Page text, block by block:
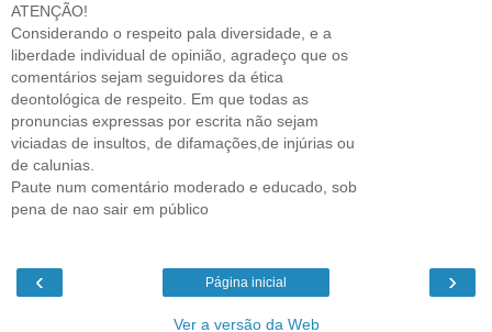
ATENÇÃO!
Considerando o respeito pala diversidade, e a
liberdade individual de opinião, agradeço que os
comentários sejam seguidores da ética
deontológica de respeito. Em que todas as
pronuncias expressas por escrita não sejam
viciadas de insultos, de difamações,de injúrias ou
de calunias.
Paute num comentário moderado e educado, sob
pena de nao sair em público
‹ ›
Página inicial
Ver a versão da Web